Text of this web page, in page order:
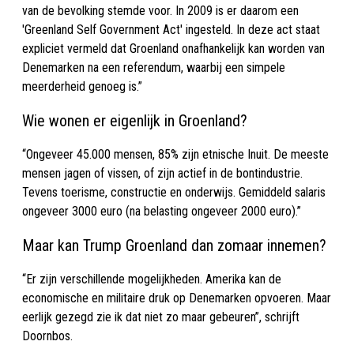
van de bevolking stemde voor. In 2009 is er daarom een
'Greenland Self Government Act' ingesteld. In deze act staat
expliciet vermeld dat Groenland onafhankelijk kan worden van
Denemarken na een referendum, waarbij een simpele
meerderheid genoeg is.”
Wie wonen er eigenlijk in Groenland?
“Ongeveer 45.000 mensen, 85% zijn etnische Inuit. De meeste
mensen jagen of vissen, of zijn actief in de bontindustrie.
Tevens toerisme, constructie en onderwijs. Gemiddeld salaris
ongeveer 3000 euro (na belasting ongeveer 2000 euro).”
Maar kan Trump Groenland dan zomaar innemen?
“Er zijn verschillende mogelijkheden. Amerika kan de
economische en militaire druk op Denemarken opvoeren. Maar
eerlijk gezegd zie ik dat niet zo maar gebeuren”, schrijft
Doornbos.